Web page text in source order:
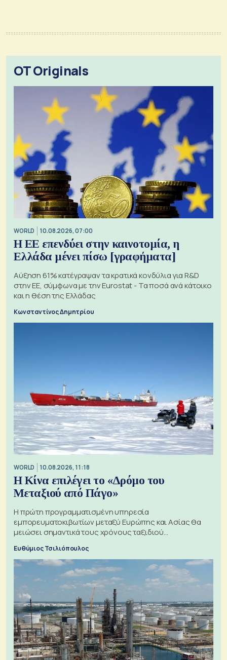
OT Originals
WORLD 10.08.2026, 07:00
Η ΕΕ επενδύει στην καινοτομία, η
Ελλάδα μένει πίσω [γραφήματα]
Αύξηση 61% κατέγραψαν τα κρατικά κονδύλια για R&D
στην ΕΕ, σύμφωνα με την Eurostat - Τα ποσά ανά κάτοικο
και η θέση της Ελλάδας
Κωνσταντίνος Δημητρίου
WORLD 10.08.2026, 11:18
Η Κίνα επιλέγει το «Δρόμο του
Μεταξιού από Πάγο»
Η πρώτη προγραμματισμένη υπηρεσία
εμπορευματοκιβωτίων μεταξύ Ευρώπης και Ασίας θα
μειώσει σημαντικά τους χρόνους ταξιδιού
χρησιμοποιώντας την Αρκτική ως πλωτή οδό
Ευθύμιος Τσιλιόπουλος